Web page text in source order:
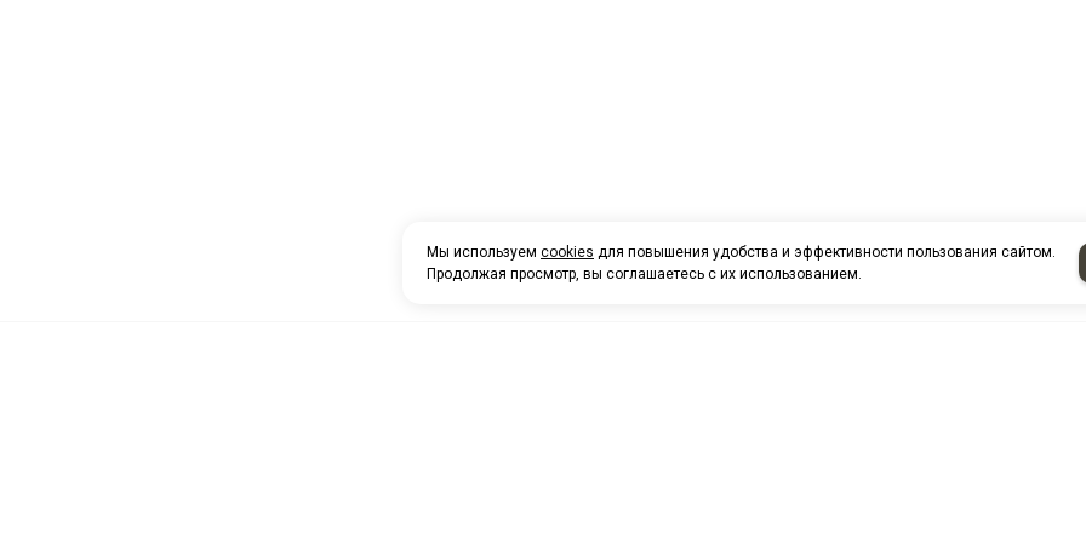
Мы используем cookies для повышения удобства и эффективности пользования сайтом.
Продолжая просмотр, вы соглашаетесь с их использованием.